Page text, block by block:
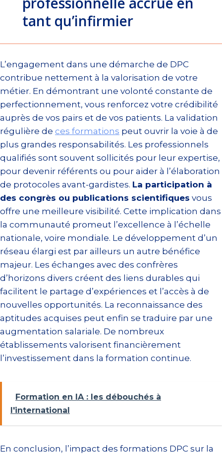
tant qu’infirmier
L’engagement dans une démarche de DPC
contribue nettement à la valorisation de votre
métier. En démontrant une volonté constante de
perfectionnement, vous renforcez votre crédibilité
auprès de vos pairs et de vos patients. La validation
régulière de ces formations peut ouvrir la voie à de
plus grandes responsabilités. Les professionnels
qualifiés sont souvent sollicités pour leur expertise,
pour devenir référents ou pour aider à l’élaboration
de protocoles avant-gardistes. La participation à
des congrès ou publications scientifiques vous
offre une meilleure visibilité. Cette implication dans
la communauté promeut l’excellence à l’échelle
nationale, voire mondiale. Le développement d’un
réseau élargi est par ailleurs un autre bénéfice
majeur. Les échanges avec des confrères
d’horizons divers créent des liens durables qui
facilitent le partage d’expériences et l’accès à de
nouvelles opportunités. La reconnaissance des
aptitudes acquises peut enfin se traduire par une
augmentation salariale. De nombreux
établissements valorisent financièrement
l’investissement dans la formation continue.
Formation en IA : les débouchés à
l'international
En conclusion, l’impact des formations DPC sur la